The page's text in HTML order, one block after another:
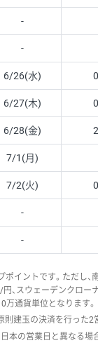
-
-
6/26(水)
6/27(木)
6/28(金)
7/1(月)
7/2(火)
-
-
イントです。ただし、
、スウェーデンクロー
万通貨単位となります。
則建玉の決済を行った2
本の営業日と異なる場